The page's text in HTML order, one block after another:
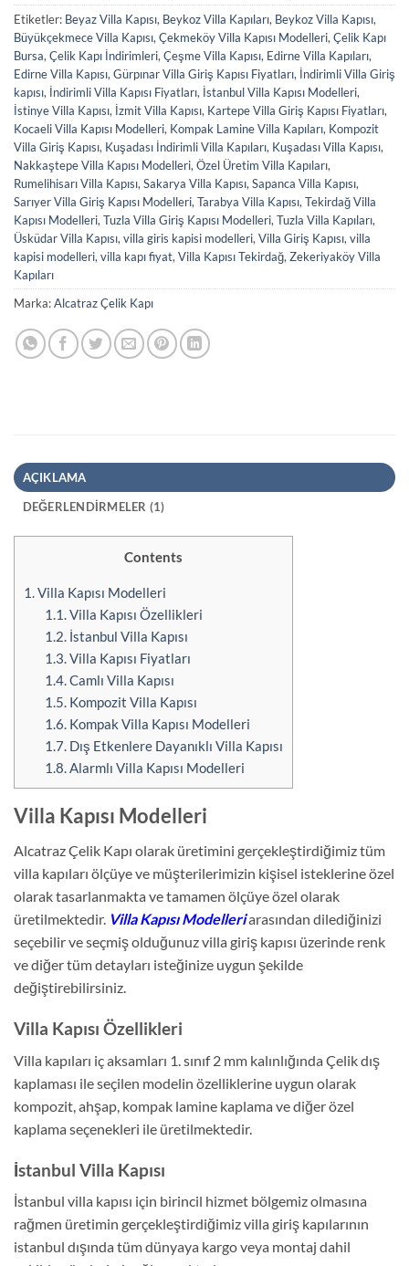
Etiketler: Beyaz Villa Kapısı, Beykoz Villa Kapıları, Beykoz Villa Kapısı,
Büyükçekmece Villa Kapısı, Çekmeköy Villa Kapısı Modelleri, Çelik Kapı
Bursa, Çelik Kapı İndirimleri, Çeşme Villa Kapısı, Edirne Villa Kapıları,
Edirne Villa Kapısı, Gürpınar Villa Giriş Kapısı Fiyatları, İndirimli Villa Giriş
kapısı, İndirimli Villa Kapısı Fiyatları, İstanbul Villa Kapısı Modelleri,
İstinye Villa Kapısı, İzmit Villa Kapısı, Kartepe Villa Giriş Kapısı Fiyatları,
Kocaeli Villa Kapısı Modelleri, Kompak Lamine Villa Kapıları, Kompozit
Villa Giriş Kapısı, Kuşadası İndirimli Villa Kapıları, Kuşadası Villa Kapısı,
Nakkaştepe Villa Kapısı Modelleri, Özel Üretim Villa Kapıları,
Rumelihisarı Villa Kapısı, Sakarya Villa Kapısı, Sapanca Villa Kapısı,
Sarıyer Villa Giriş Kapısı Modelleri, Tarabya Villa Kapısı, Tekirdağ Villa
Kapısı Modelleri, Tuzla Villa Giriş Kapısı Modelleri, Tuzla Villa Kapıları,
Üsküdar Villa Kapısı, villa giris kapisi modelleri, Villa Giriş Kapısı, villa
kapisi modelleri, villa kapı fiyat, Villa Kapısı Tekirdağ, Zekeriyaköy Villa
Kapıları
Marka:Alcatraz Çelik Kapı
AÇIKLAMA
DEĞERLENDIRMELER (1)
Contents
1.Villa Kapısı Modelleri
1.1.Villa Kapısı Özellikleri
1.2.İstanbul Villa Kapısı
1.3.Villa Kapısı Fiyatları
1.4.Camlı Villa Kapısı
1.5.Kompozit Villa Kapısı
1.6.Kompak Villa Kapısı Modelleri
1.7.Dış Etkenlere Dayanıklı Villa Kapısı
1.8.Alarmlı Villa Kapısı Modelleri
Villa Kapısı Modelleri
Alcatraz Çelik Kapı olarak üretimini gerçekleştirdiğimiz tüm
villa kapıları ölçüye ve müşterilerimizin kişisel isteklerine özel
olarak tasarlanmakta ve tamamen ölçüye özel olarak
üretilmektedir. Villa Kapısı Modelleriarasından dilediğinizi
seçebilir ve seçmiş olduğunuz villa giriş kapısı üzerinde renk
ve diğer tüm detayları isteğinize uygun şekilde
değiştirebilirsiniz.
Villa Kapısı Özellikleri
Villa kapıları iç aksamları 1. sınıf 2 mm kalınlığında Çelik dış
kaplaması ile seçilen modelin özelliklerine uygun olarak
kompozit, ahşap, kompak lamine kaplama ve diğer özel
kaplama seçenekleri ile üretilmektedir.
İstanbul Villa Kapısı
İstanbul villa kapısı için birincil hizmet bölgemiz olmasına
rağmen üretimin gerçekleştirdiğimiz villa giriş kapılarının
istanbul dışında tüm dünyaya kargo veya montaj dahil